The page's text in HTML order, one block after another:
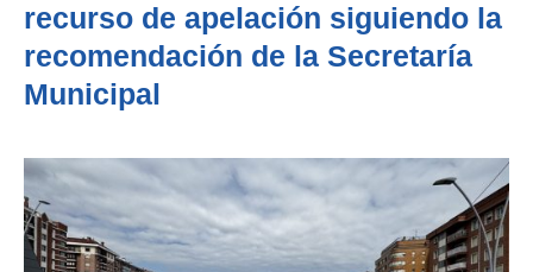
recurso de apelación siguiendo la
recomendación de la Secretaría
Municipal